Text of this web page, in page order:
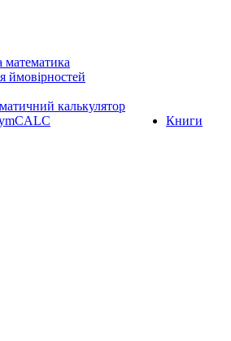
ймовірностей
калькулятор
Книги